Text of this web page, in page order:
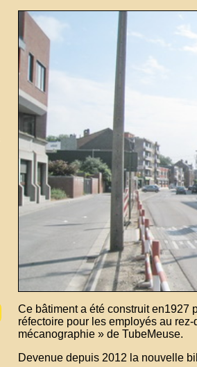
Ce bâtiment a été construit en1927
réfectoire pour les employés au
mécanographie » de TubeMeuse.
Devenue depuis 2012 la nouvelle